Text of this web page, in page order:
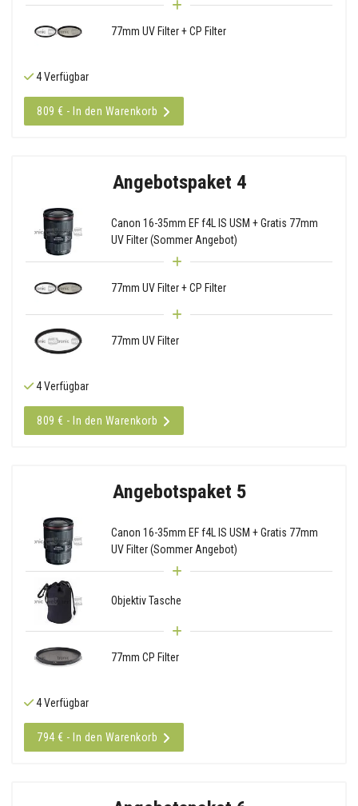
77mm UV Filter + CP Filter
4 Verfügbar
809 € - In den Warenkorb
Angebotspaket 4
Canon 16-35mm EF f4L IS USM + Gratis 77mm
UV Filter (Sommer Angebot)
77mm UV Filter + CP Filter
77mm UV Filter
4 Verfügbar
809 € - In den Warenkorb
Angebotspaket 5
Canon 16-35mm EF f4L IS USM + Gratis 77mm
UV Filter (Sommer Angebot)
Objektiv Tasche
77mm CP Filter
4 Verfügbar
794 € - In den Warenkorb